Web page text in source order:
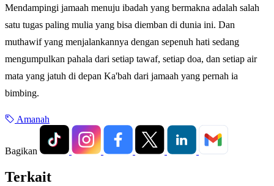
Mendampingi jamaah menuju ibadah yang bermakna adalah salah
satu tugas paling mulia yang bisa diemban di dunia ini. Dan
muthawif yang menjalankannya dengan sepenuh hati sedang
mengumpulkan pahala dari setiap tawaf, setiap doa, dan setiap air
mata yang jatuh di depan Ka'bah dari jamaah yang pernah ia
bimbing.
Amanah
Bagikan
Terkait